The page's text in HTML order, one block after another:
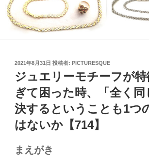
投
稿
日:
2021年8月31日 投稿者: PICTURESQUE
ジュエリーモチーフが
ぎて困った時、「全く同
決するということも1つ
はないか【714】
まえがき